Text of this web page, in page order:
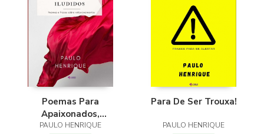
Poemas Para
Apaixonados,
Magoados E Iludidos
PAULO HENRIQUE
Para De Ser Trouxa!
PAULO HENRIQUE